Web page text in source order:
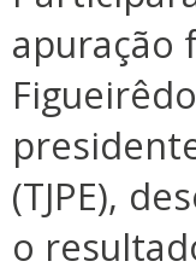
apuração
(TJPE),
o